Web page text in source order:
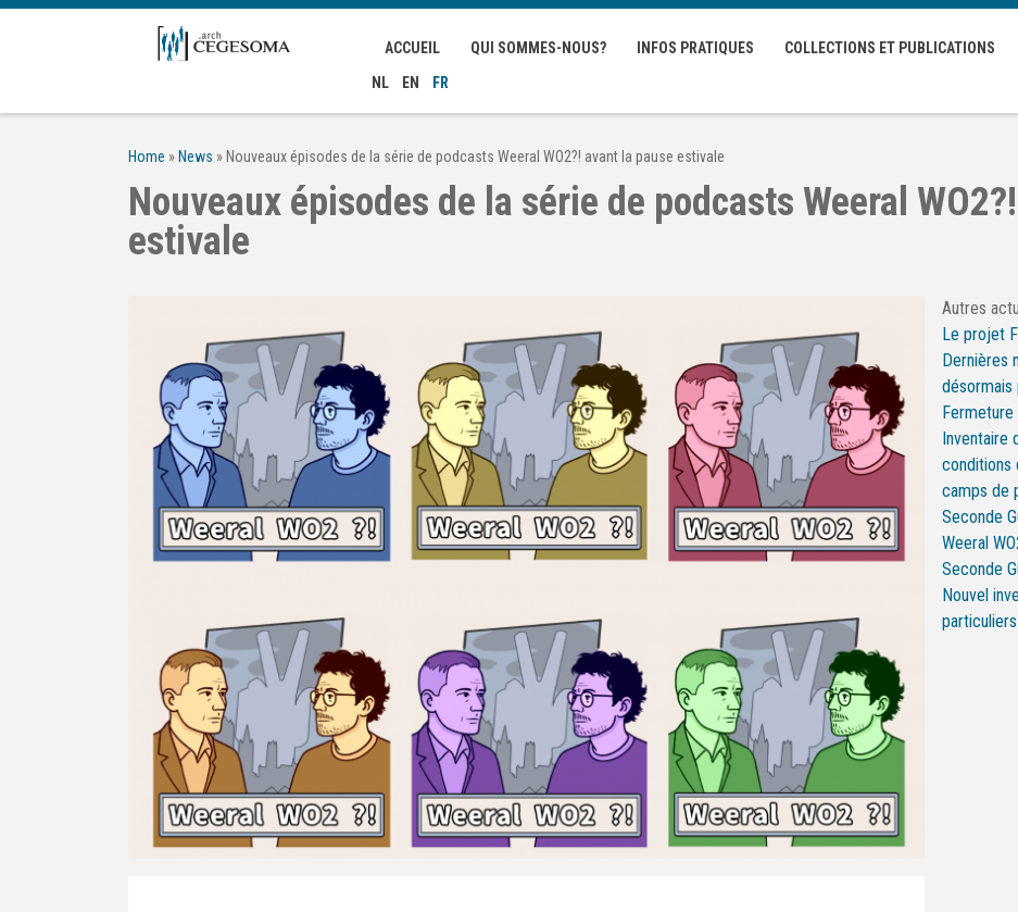
Aller au contenu principal
ACCUEIL QUI SOMMES-NOUS? INFOS PRATIQUES COLLECTIONS ET PUBLICATIONS
NL
EN FR
Home » News » Nouveaux épisodes de la série de podcasts Weeral WO2?! avant la pause estivale
Nouveaux épisodes de la série de podcasts Weeral
estivale
Autres
Le projet
Dernières
désormais
Inventaire
conditions
camps de
Seconde
Weeral
Seconde
Nouvel